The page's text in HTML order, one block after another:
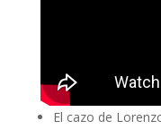
El cazo de